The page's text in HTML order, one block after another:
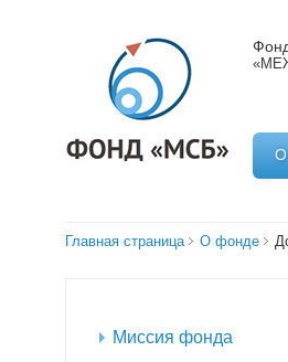
О
Главная страница О фонде
Миссия фонда